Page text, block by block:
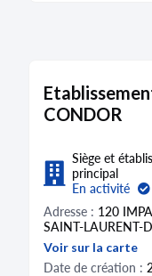
CONDOR
Siège et
principal
En activité
Adresse : 120
SAINT-LAURENT-
Voir sur la carte
Date de création :